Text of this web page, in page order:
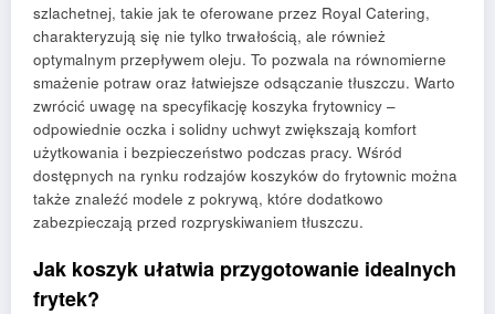
szlachetnej, takie jak te oferowane przez Royal Catering,
charakteryzują się nie tylko trwałością, ale również
optymalnym przepływem oleju. To pozwala na równomierne
smażenie potraw oraz łatwiejsze odsączanie tłuszczu. Warto
zwrócić uwagę na specyfikację koszyka frytownicy –
odpowiednie oczka i solidny uchwyt zwiększają komfort
użytkowania i bezpieczeństwo podczas pracy. Wśród
dostępnych na rynku rodzajów koszyków do frytownic można
także znaleźć modele z pokrywą, które dodatkowo
zabezpieczają przed rozpryskiwaniem tłuszczu.
Jak koszyk ułatwia przygotowanie idealnych
frytek?